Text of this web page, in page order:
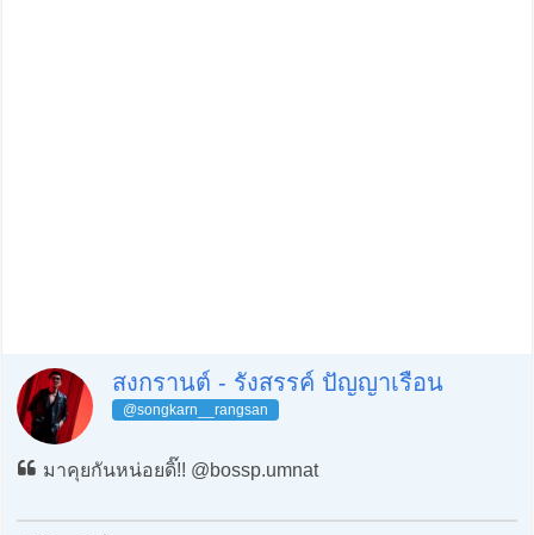
สงกรานต์ - รังสรรค์ ปัญญาเรือน
@songkarn__rangsan
มาคุยกันหน่อยดิ๊!! @bossp.umnat